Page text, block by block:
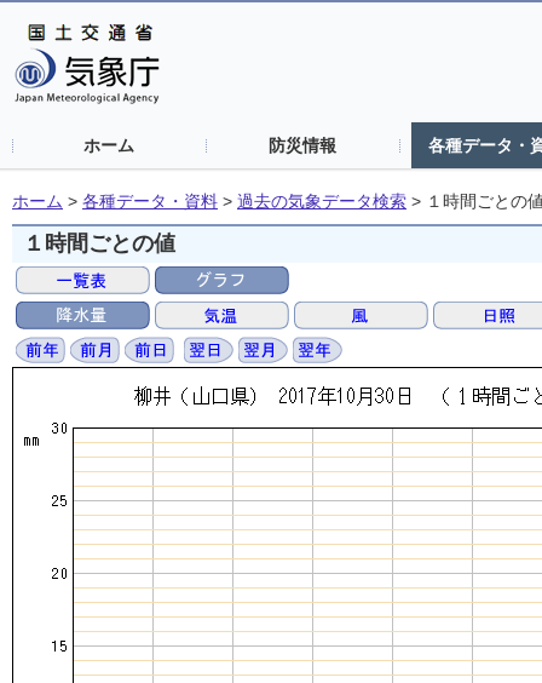
ホーム 防災情報 各種データ・
ホーム > 各種データ・資料 > 過去の気象データ検索 > １時間ごとの
１時間ごとの値